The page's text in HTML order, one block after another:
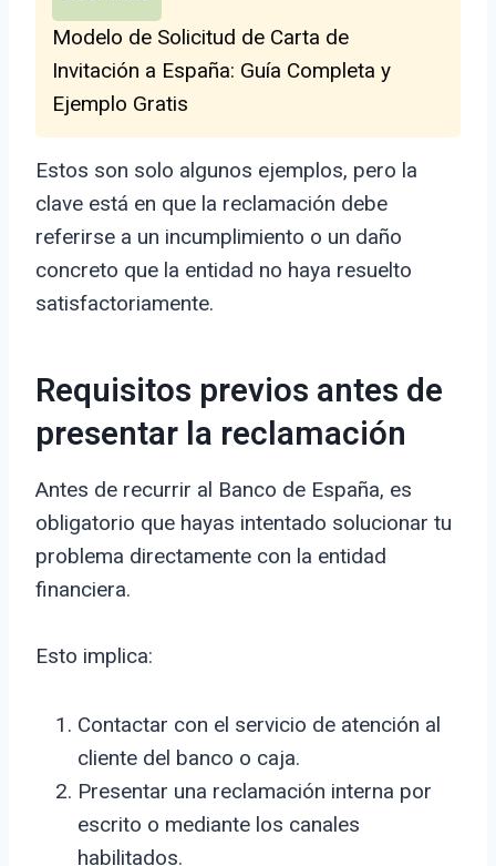
Modelo de Solicitud de Carta de
Invitación a España: Guía Completa y
Ejemplo Gratis
Estos son solo algunos ejemplos, pero la
clave está en que la reclamación debe
referirse a un incumplimiento o un daño
concreto que la entidad no haya resuelto
satisfactoriamente.
Requisitos previos antes de
presentar la reclamación
Antes de recurrir al Banco de España, es
obligatorio que hayas intentado solucionar tu
problema directamente con la entidad
financiera.
Esto implica:
Contactar con el servicio de atención al
cliente del banco o caja.
Presentar una reclamación interna por
escrito o mediante los canales
habilitados.